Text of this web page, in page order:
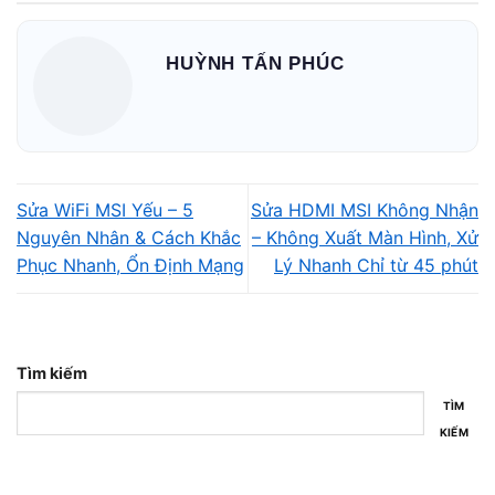
Một số cài đặt trong Windows có thể vô tình làm WiFi bị
tắt.
Lỗi cấu hình mạng
HUỲNH TẤN PHÚC
Sửa WiFi MSI Yếu – 5
Nguyên Nhân & Cách Khắc
Phục Nhanh, Ổn Định Mạng
Sửa HDMI MSI Không Nhận
– Không Xuất Màn Hình, Xử
Lý Nhanh Chỉ từ 45 phút
Tìm kiếm
TÌM
KIẾM